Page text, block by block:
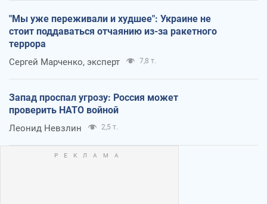
"Мы уже переживали и худшее": Украине не
стоит поддаваться отчаянию из-за ракетного
террора
Сергей Марченко, эксперт 7,8 т.
Запад проспал угрозу: Россия может
проверить НАТО войной
Леонид Невзлин 2,5 т.